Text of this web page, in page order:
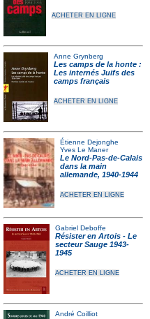
ACHETER EN LIGNE
Anne Grynberg
Les camps de la honte :
Les internés Juifs des
camps français
ACHETER EN LIGNE
Étienne Dejonghe
Yves Le Maner
Le Nord-Pas-de-Calais
dans la main
allemande, 1940-1944
ACHETER EN LIGNE
Gabriel Deboffe
Résister en Artois - Le
secteur Sauge 1943-
1945
ACHETER EN LIGNE
André Coilliot